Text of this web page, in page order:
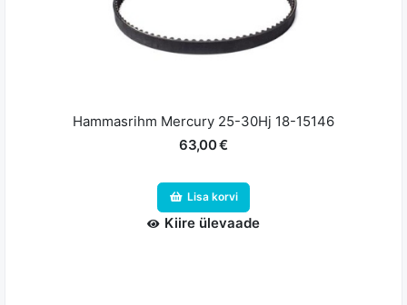
Hammasrihm Mercury 25-30Hj 18-15146
63,00 €
Lisa korvi
Kiire ülevaade